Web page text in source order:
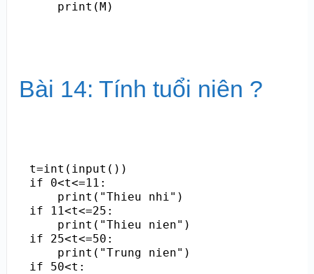
Bài 14: Tính tuổi niên ?
t=int(input())
if 0<t<=11:
    print("Thieu nhi")
if 11<t<=25:
    print("Thieu nien")
if 25<t<=50:
    print("Trung nien")
if 50<t: